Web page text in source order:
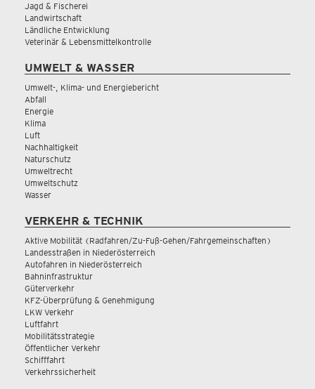
Jagd & Fischerei
Landwirtschaft
Ländliche Entwicklung
Veterinär & Lebensmittelkontrolle
UMWELT & WASSER
Umwelt-, Klima- und Energiebericht
Abfall
Energie
Klima
Luft
Nachhaltigkeit
Naturschutz
Umweltrecht
Umweltschutz
Wasser
VERKEHR & TECHNIK
Aktive Mobilität (Radfahren/Zu-Fuß-Gehen/Fahrgemeinschaften)
Landesstraßen in Niederösterreich
Autofahren in Niederösterreich
Bahninfrastruktur
Güterverkehr
KFZ-Überprüfung & Genehmigung
LKW Verkehr
Luftfahrt
Mobilitätsstrategie
Öffentlicher Verkehr
Schifffahrt
Verkehrssicherheit